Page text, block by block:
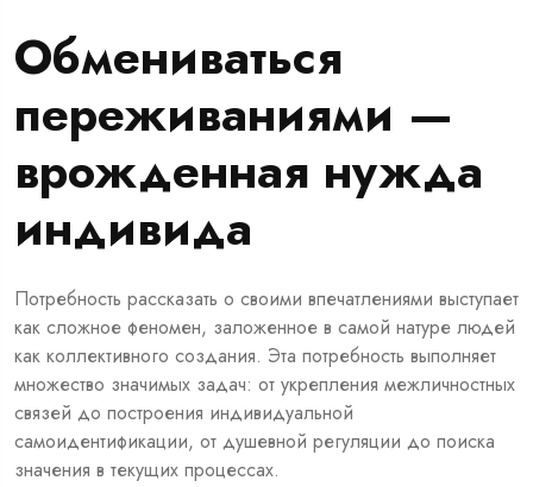
Обмениваться
переживаниями —
врожденная нужда
индивида
Потребность рассказать о своими впечатлениями выступает
как сложное феномен, заложенное в самой натуре людей
как коллективного создания. Эта потребность выполняет
множество значимых задач: от укрепления межличностных
связей до построения индивидуальной
самоидентификации, от душевной регуляции до поиска
значения в текущих процессах.